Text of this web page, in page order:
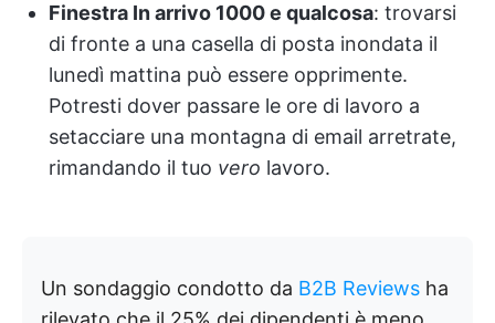
Finestra In arrivo 1000 e qualcosa: trovarsi
di fronte a una casella di posta inondata il
lunedì mattina può essere opprimente.
Potresti dover passare le ore di lavoro a
setacciare una montagna di email arretrate,
rimandando il tuo vero lavoro.
Un sondaggio condotto da B2B Reviews ha